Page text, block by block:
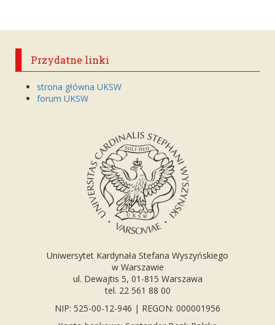
Przydatne linki
strona główna UKSW
forum UKSW
Uniwersytet Kardynała Stefana Wyszyńskiego
w Warszawie
ul. Dewajtis 5, 01-815 Warszawa
tel. 22 561 88 00
NIP: 525-00-12-946 | REGON: 000001956